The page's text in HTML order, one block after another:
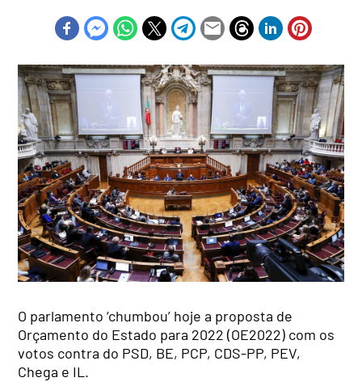
O parlamento ‘chumbou’ hoje a proposta de
Orçamento do Estado para 2022 (OE2022) com os
votos contra do PSD, BE, PCP, CDS-PP, PEV,
Chega e IL.